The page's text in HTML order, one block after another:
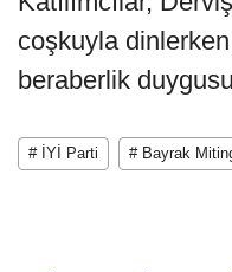
coşkuyla
beraberlik
# İYİ Parti # Bayrak